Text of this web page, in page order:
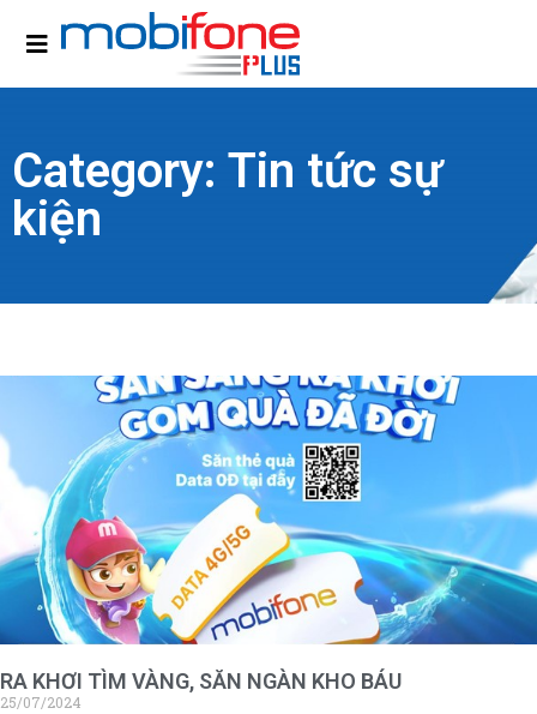
Category: Tin tức sự
kiện
RA KHƠI TÌM VÀNG, SĂN NGÀN KHO BÁU
25/07/2024